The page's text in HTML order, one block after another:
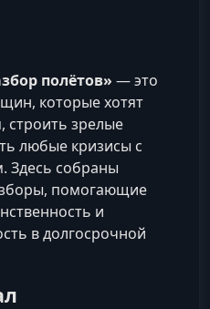
полётов» — это
которые хотят
строить зрелые
любые кризисы с
Здесь собраны
помогающие
и
в долгосрочной